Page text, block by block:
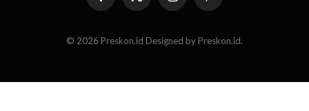
(Twitter)
© 2026 Preskon.id Designed by Preskon.id.